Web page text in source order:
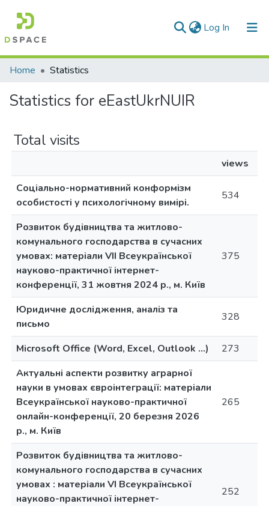
Log In (current)
Communities & Collections
All of DSpace
Home Statistics
Statistics for eEastUkrNUIR
Total visits
views
Соціально-нормативний конформізм
особистості у психологічному вимірі.
534
Розвиток будівництва та житлово-
комунального господарства в сучасних
умовах: матеріали VII Всеукраїнської
науково-практичної інтернет-
конференції, 31 жовтня 2024 р., м. Київ
375
Юридичне дослідження, аналіз та
письмо
328
Microsoft Office (Word, Excel, Outlook …)
273
Актуальні аспекти розвитку аграрної
науки в умовах євроінтеграції: матеріали
Всеукраїнської науково-практичної
онлайн-конференції, 20 березня 2026
р., м. Київ
265
Розвиток будівництва та житлово-
комунального господарства в сучасних
умовах : матеріали VI Всеукраїнської
науково-практичної інтернет-
252